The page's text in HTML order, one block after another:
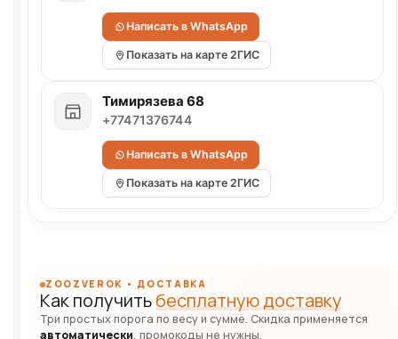
Написать в WhatsApp
Показать на карте 2ГИС
Тимирязева 68
+77471376744
Написать в WhatsApp
Показать на карте 2ГИС
ZOOZVEROK • ДОСТАВКА
Как получитьбесплатную доставку
Три простых порога по весу и сумме. Скидка применяется
автоматически, промокоды не нужны.